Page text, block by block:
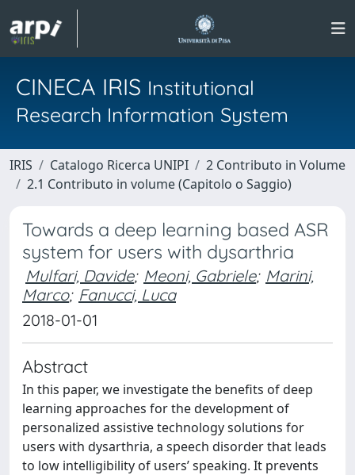
CINECA IRIS Institutional
Research Information System
IRIS Catalogo Ricerca UNIPI
2 Contributo in Volume
2.1 Contributo in volume (Capitolo o Saggio)
Towards a deep learning based ASR
system for users with dysarthria
Mulfari, Davide; Meoni, Gabriele; Marini,
Marco; Fanucci, Luca
2018-01-01
Abstract
In this paper, we investigate the benefits of deep
learning approaches for the development of
personalized assistive technology solutions for
users with dysarthria, a speech disorder that leads
to low intelligibility of users’ speaking. It prevents